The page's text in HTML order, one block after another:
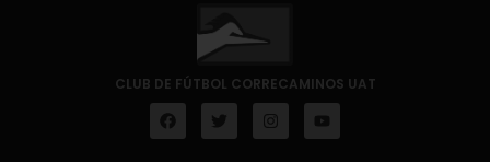
CLUB DE FÚTBOL CORRECAMINOS UAT